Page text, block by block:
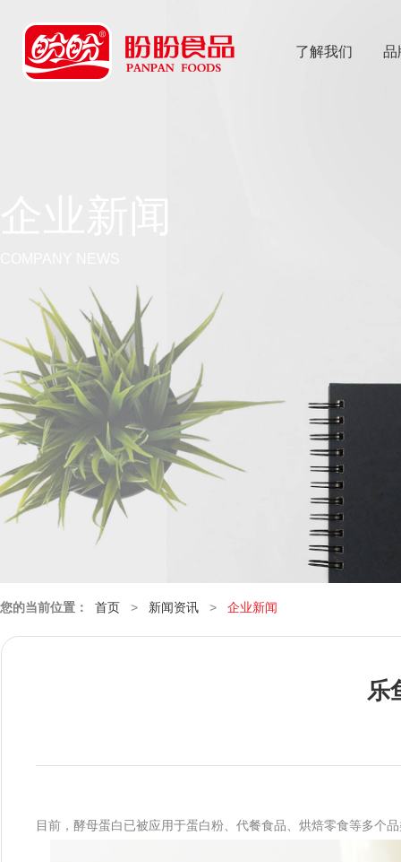
了解我们 品
您的当前位置： 首页 > 新闻资讯 > 企业新闻
乐
目前，酵母蛋白已被应用于蛋白粉、代餐食品、烘焙零食等多个